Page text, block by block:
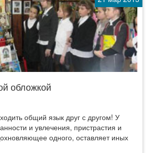
обложкой
общий язык друг с другом! У
и увлечения, пристрастия и
одного, оставляет иных